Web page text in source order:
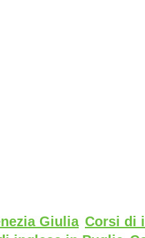
Giulia Corsi di